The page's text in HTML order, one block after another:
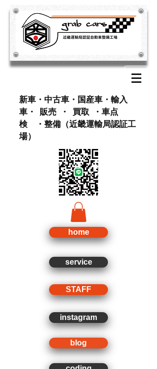
​新車・中古車・国産車・輸入
車・ 販売 ・ 買取 ・車点
検 ・整備（近畿運輸局認証工
場）
home
service
STAFF
instagram
blog